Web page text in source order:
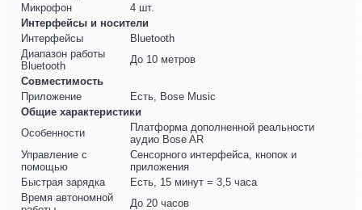
Микрофон
4 шт.
Интерфейсы и носители
Интерфейсы
Bluetooth
Диапазон работы
Bluetooth
До 10 метров
Совместимость
Приложение
Есть, Bose Music
Общие характеристики
Особенности
Платформа дополненной реальности
аудио Bose AR
Управление с
помощью
Сенсорного интерфейса, кнопок и
приложения
Быстрая зарядка
Есть, 15 минут = 3,5 часа
Время автономной
До 20 часов